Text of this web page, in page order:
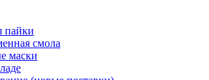
пайки
смола
маски